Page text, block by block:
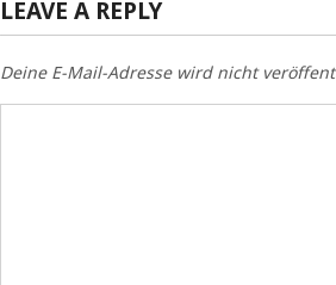
LEAVE A REPLY
Deine E-Mail-Adresse wird nicht